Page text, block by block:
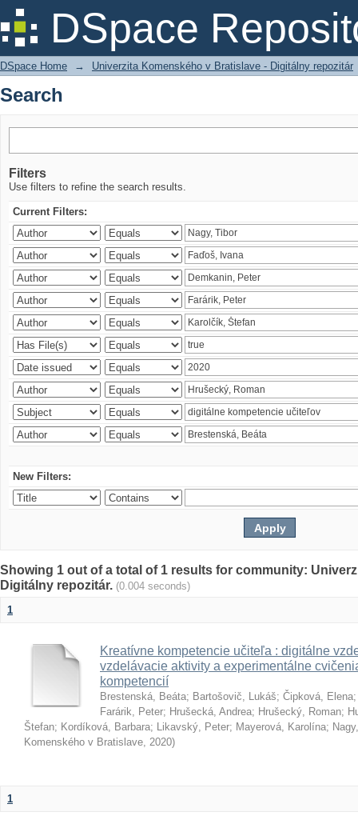
DSpace
Search
DSpace Home → Univerzita Komenského v Bratislave - Digitálny repozitár
Search
Filters
Use filters to refine the search results.
Current Filters:
New Filters:
Showing 1 out of a total of 1 results for community:
Digitálny repozitár. (0.004 seconds)
1
Kreatívne kompetencie učiteľa : digitálne
vzdelávacie aktivity a experimentálne
kompetencií
Brestenská, Beáta; Bartošovič, Lukáš; Čipková, Elena
Farárik, Peter; Hrušecká, Andrea; Hrušecký, Roman;
Štefan; Kordíková, Barbara; Likavský, Peter; Mayerová, Karolína;
Komenského v Bratislave, 2020)
1